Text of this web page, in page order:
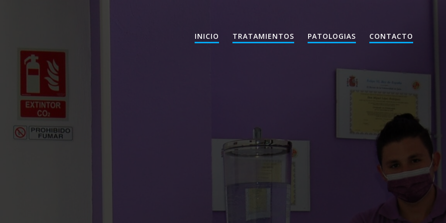
INICIO TRATAMIENTOS PATOLOGIAS CONTACTO